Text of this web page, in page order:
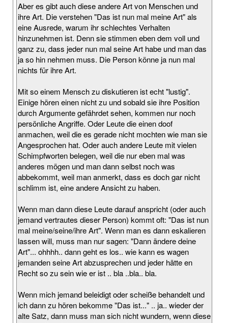
Aber es gibt auch diese andere Art von Menschen und
ihre Art. Die verstehen "Das ist nun mal meine Art" als
eine Ausrede, warum ihr schlechtes Verhalten
hinzunehmen ist. Denn sie stimmen eben dem voll und
ganz zu, dass jeder nun mal seine Art habe und man das
ja so hin nehmen muss. Die Person könne ja nun mal
nichts für ihre Art.
Mit so einem Mensch zu diskutieren ist echt "lustig".
Einige hören einen nicht zu und sobald sie ihre Position
durch Argumente gefährdet sehen, kommen nur noch
persönliche Angriffe. Oder Leute die einen doof
anmachen, weil die es gerade nicht mochten wie man sie
Angesprochen hat. Oder auch andere Leute mit vielen
Schimpfworten belegen, weil die nur eben mal was
anderes mögen und man dann selbst noch was
abbekommt, weil man anmerkt, dass es doch gar nicht
schlimm ist, eine andere Ansicht zu haben.
Wenn man dann diese Leute darauf anspricht (oder auch
jemand vertrautes dieser Person) kommt oft: "Das ist nun
mal meine/seine/ihre Art". Wenn man es dann eskalieren
lassen will, muss man nur sagen: "Dann ändere deine
Art"... ohhhh.. dann geht es los.. wie kann es wagen
jemanden seine Art abzusprechen und jeder hätte en
Recht so zu sein wie er ist .. bla ..bla.. bla.
Wenn mich jemand beleidigt oder scheiße behandelt und
ich dann zu hören bekomme "Das ist..." .. ja.. wieder der
alte Satz, dann muss man sich nicht wundern, wenn diese